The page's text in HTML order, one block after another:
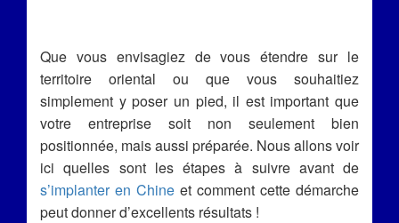
Que vous envisagiez de vous étendre sur le
territoire oriental ou que vous souhaitiez
simplement y poser un pied, il est important que
votre entreprise soit non seulement bien
positionnée, mais aussi préparée. Nous allons voir
ici quelles sont les étapes à suivre avant de
s’implanter en Chine et comment cette démarche
peut donner d’excellents résultats !